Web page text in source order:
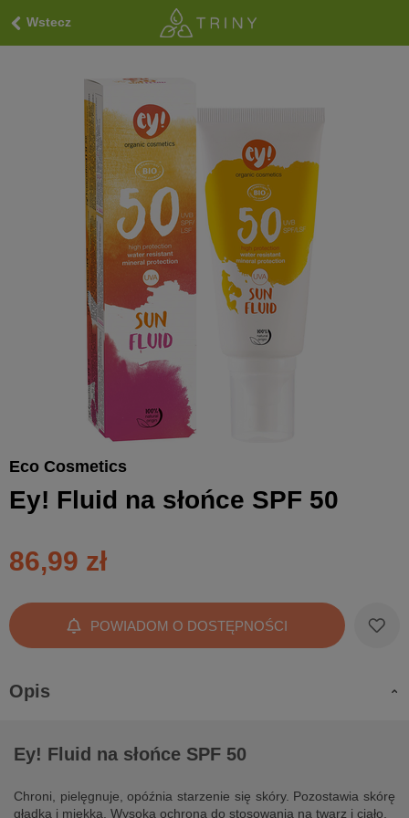
Wstecz
Eco Cosmetics
Ey! Fluid na słońce SPF 50
86,99 zł
POWIADOM O DOSTĘPNOŚCI
Opis
Ey! Fluid na słońce SPF 50
Chroni, pielęgnuje, opóźnia starzenie się skóry. Pozostawia skórę
gładką i miękką. Wysoka ochrona do stosowania na twarz i ciało.